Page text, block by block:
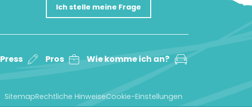
Ich stelle meine Frage
Press Pros Wie komme ich an?
SitemapRechtliche HinweiseCookie-Einstellungen